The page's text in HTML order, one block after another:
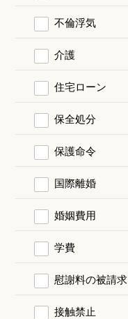
不倫浮気
介護
住宅ローン
保全処分
保護命令
国際離婚
婚姻費用
学費
慰謝料の被請求
接触禁止